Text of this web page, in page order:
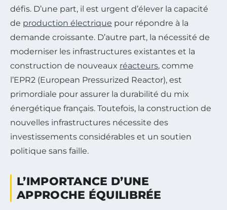
défis. D’une part, il est urgent d’élever la capacité
de production électrique pour répondre à la
demande croissante. D’autre part, la nécessité de
moderniser les infrastructures existantes et la
construction de nouveaux réacteurs, comme
l’EPR2 (European Pressurized Reactor), est
primordiale pour assurer la durabilité du mix
énergétique français. Toutefois, la construction de
nouvelles infrastructures nécessite des
investissements considérables et un soutien
politique sans faille.
L’IMPORTANCE D’UNE
APPROCHE ÉQUILIBRÉE